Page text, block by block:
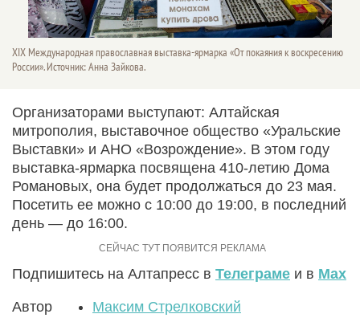
XIX Международная православная выставка-ярмарка «От покаяния к воскресению
России». Источник: Анна Зайкова.
Организаторами выступают: Алтайская
митрополия, выставочное общество «Уральские
Выставки» и АНО «Возрождение». В этом году
выставка-ярмарка посвящена 410-летию Дома
Романовых, она будет продолжаться до 23 мая.
Посетить ее можно с 10:00 до 19:00, в последний
день — до 16:00.
Подпишитесь на Алтапресс в Телеграме и в Max
Автор Максим Стрелковский